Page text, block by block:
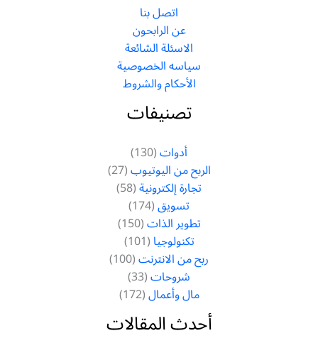
اتصل بنا
عن الرابحون
الاسئلة الشائعة
سياسه الخصوصية
الأحكام والشروط
تصنيفات
أدوات(130)
الربح من اليوتيوب(27)
تجارة إلكترونية(58)
تسويق(174)
تطوير الذات(150)
تكنولوجيا(101)
ربح من الانترنت(100)
شروحات(33)
مال وأعمال(172)
أحدث المقالات